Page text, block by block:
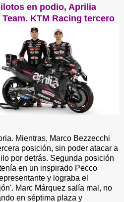
en podio, Aprilia
KTM Racing tercero
Mientras, Marco Bezzecchi
posición, sin poder atacar a
por detrás. Segunda posición
en un inspirado Pecco
y lograba el
Marc Márquez salía mal, no
en séptima plaza y